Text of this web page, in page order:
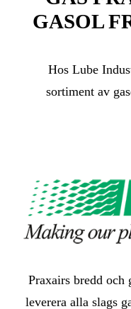
GASOL
Hos Lube
sortiment av
Praxairs bredd
leverera alla slags